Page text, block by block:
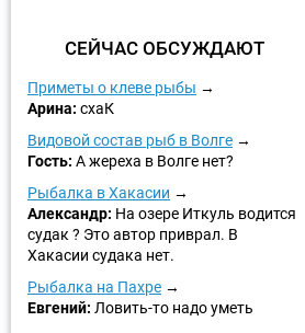
СЕЙЧАС ОБСУЖДАЮТ
Приметы о клеве рыбы
Арина: схаК
Видовой состав рыб в Волге
Гость: А жереха в Волге нет?
Рыбалка в Хакасии
Александр: На озере Иткуль водится
судак ? Это автор приврал. В
Хакасии судака нет.
Рыбалка на Пахре
Евгений: Ловить-то надо уметь